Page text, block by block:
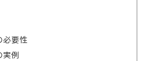
必要性
例